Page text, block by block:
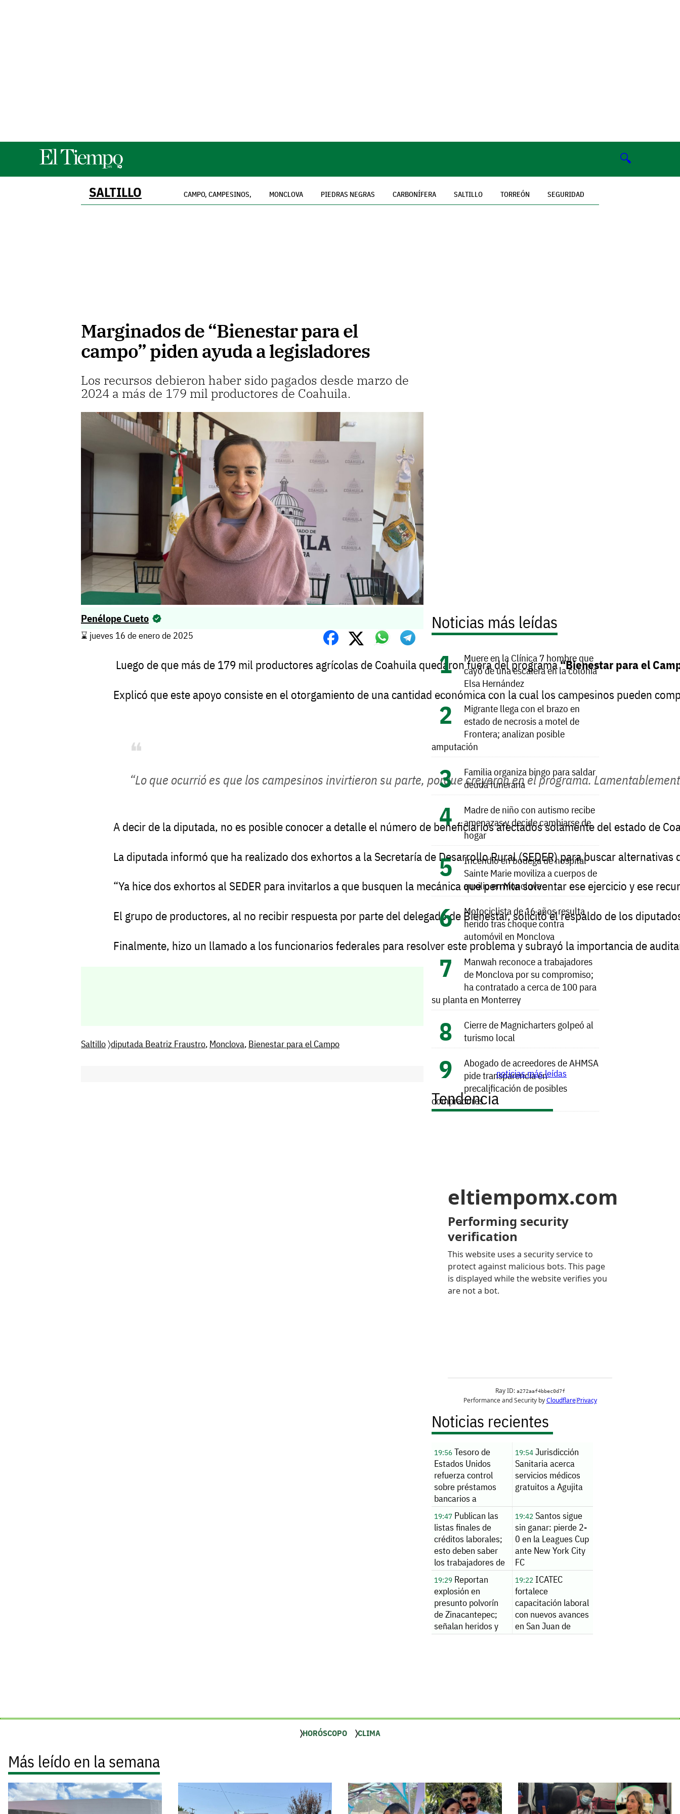
🔍
SALTILLO CAMPO, CAMPESINOS, MONCLOVA PIEDRAS NEGRAS CARBONÍFERA SALTILLO TORREÓN SEGURIDAD
Marginados de “Bienestar para el
campo” piden ayuda a legisladores
Los recursos debieron haber sido pagados desde marzo de
2024 a más de 179 mil productores de Coahuila.
Penélope Cueto
⌛️ jueves 16 de enero de 2025
Luego de que más de 179 mil productores agrícolas de Coahuila quedaron fueradelprograma“Bienestar parael
Explicó que este apoyo consiste en el otorgamiento de una cantidadeconómicacon la cual loscampesinos pueden
“Loque ocurrióes que los campesinos invirtieronsu parte, porquecreyeronenelprograma.
A decir de la diputada, no es posible conocer a detalle el número de beneficiariosafectadossolamente del estado de
La diputada informó que ha realizado dos exhortos a la Secretaría de DesarrolloRural(SEDER) para buscar alternativas
“Ya hice dos exhortos al SEDER para invitarlos a que busquen la mecánica quepermitasolventar ese ejercicio y ese
El grupo de productores, al no recibir respuesta por parte del delegadode Bienestar, solicitó el respaldo de los
Finalmente, hizo un llamado a los funcionarios federales para resolver este problemay subrayó la importancia de
Saltillo〉diputada Beatriz Fraustro, Monclova, Bienestar para el Campo
Noticias más leídas
Muere en la Clínica 7 hombre que
cayó de una escalera en la colonia
Elsa Hernández
Migrante llega con el brazo en
estado de necrosis a motel de
Frontera; analizan posible
amputación
Familia organiza bingo para saldar
deuda funeraria
Madre de niño con autismo recibe
amenazas y decide cambiarse de
hogar
Incendio en bodega de hospital
Sainte Marie moviliza a cuerpos de
auxilio en Monclova
Motociclista de 16 años resulta
herido tras choque contra
automóvil en Monclova
Manwah reconoce a trabajadores
de Monclova por su compromiso;
ha contratado a cerca de 100 para
su planta en Monterrey
Cierre de Magnicharters golpeó al
turismo local
Abogado de acreedores de AHMSA
pide transparencia en
precalificación de posibles
compradores
noticias más leídas
Tendencia
Noticias recientes
19:56 Tesoro de
Estados Unidos
refuerza control
sobre préstamos
bancarios a
extranjeros
19:54Jurisdicción
Sanitaria acerca
servicios médicos
gratuitos a Agujita
19:47 Publican las
listas finales de
créditos laborales;
esto deben saber
los trabajadores de
AHMSA
19:42Santos sigue
sin ganar: pierde 2-
0 en la Leagues Cup
ante New York City
FC
19:29 Reportan
explosión en
presunto polvorín
de Zinacantepec;
señalan heridos y
un fallecido
19:22ICATEC
fortalece
capacitación laboral
con nuevos avances
en San Juan de
Sabinas
HORÓSCOPO CLIMA
Más leído en la semana